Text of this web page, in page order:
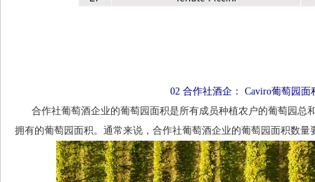
02 合作社酒企： Caviro葡萄园面
合作社葡萄酒企业的葡萄园面积是所有成员种植农户的葡萄园总
拥有的葡萄园面积。通常来说，合作社葡萄酒企业的葡萄园面积数量